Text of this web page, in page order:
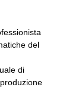
del
di